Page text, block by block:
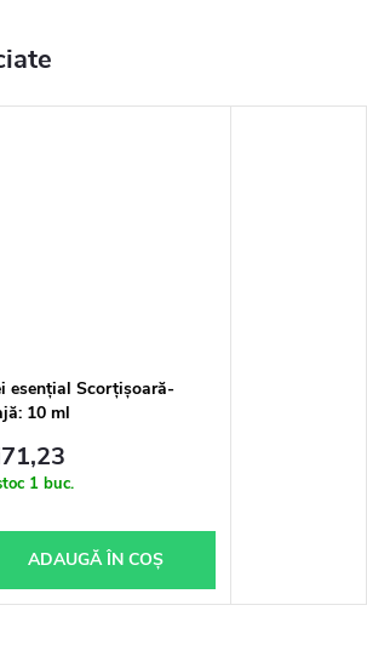
esențial Scorțișoară-
10 ml
1 buc.
ADAUGĂ ÎN COŞ